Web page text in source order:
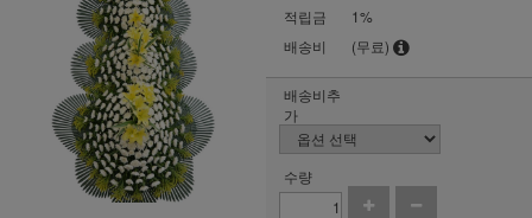
적립금
1%
배송비
(무료)
배송비추
가
수량